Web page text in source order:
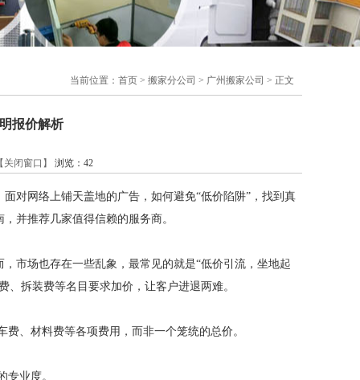
当前位置： 首页 > 搬家分公司 > 广州搬家公司 > 正文
报价解析
关闭窗口】 浏览： 42
对网络上铺天盖地的广告，如何避免“低价陷阱”，找到真
并推荐几家值得信赖的服务商。
市场也存在一些乱象，最常见的就是“低价引流，坐地起
拆装费等名目要求加价，让客户进退两难。
、材料费等各项费用，而非一个笼统的总价。
业度。